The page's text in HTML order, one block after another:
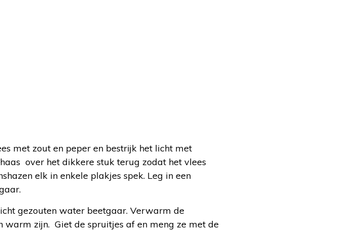
met zout en peper en bestrijk het licht met
over het dikkere stuk terug zodat het vlees
elk in enkele plakjes spek. Leg in een
gezouten water beetgaar. Verwarm de
warm zijn. Giet de spruitjes af en meng ze met de